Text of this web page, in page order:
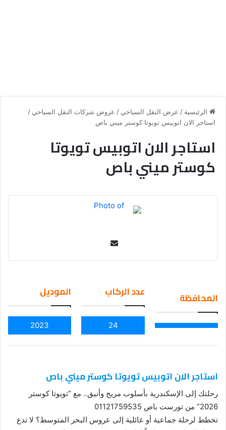
الرئيسية / عرض النقل السياحي / عروض شركات النقل السياحي /
استاجر الان اتوبيس تويوتا كوستر ميني باص
استاجر الان اتوبيس تويوتا
كوستر ميني باص
ail
المحافظة عدد الركاب
24
الموديل
2023
استاجر الان اتوبيس تويوتا كوستر ميني باص
رحلتك إلى الإسكندرية بأسلوب مريح وأنيق.. مع “تويوتا كوستر
2026” من تورست باص 01121759535
تخطط لرحلة جماعية أو عائلية إلى عروس البحر المتوسط؟ لا تدع